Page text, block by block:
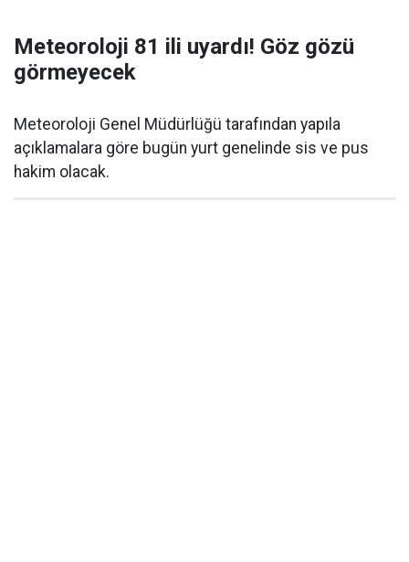
Meteoroloji 81 ili uyardı! Göz gözü
görmeyecek
Meteoroloji Genel Müdürlüğü tarafından yapıla
açıklamalara göre bugün yurt genelinde sis ve pus
hakim olacak.